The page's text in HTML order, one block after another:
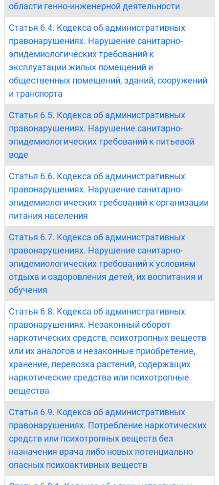
области генно-инженерной деятельности
Статья 6.4. Кодекса об административных
правонарушениях. Нарушение санитарно-
эпидемиологических требований к
эксплуатации жилых помещений и
общественных помещений, зданий, сооружений
и транспорта
Статья 6.5. Кодекса об административных
правонарушениях. Нарушение санитарно-
эпидемиологических требований к питьевой
воде
Статья 6.6. Кодекса об административных
правонарушениях. Нарушение санитарно-
эпидемиологических требований к организации
питания населения
Статья 6.7. Кодекса об административных
правонарушениях. Нарушение санитарно-
эпидемиологических требований к условиям
отдыха и оздоровления детей, их воспитания и
обучения
Статья 6.8. Кодекса об административных
правонарушениях. Незаконный оборот
наркотических средств, психотропных веществ
или их аналогов и незаконные приобретение,
хранение, перевозка растений, содержащих
наркотические средства или психотропные
вещества
Статья 6.9. Кодекса об административных
правонарушениях. Потребление наркотических
средств или психотропных веществ без
назначения врача либо новых потенциально
опасных психоактивных веществ